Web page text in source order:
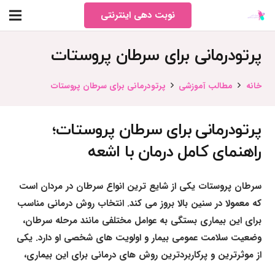
نوبت دهی اینترنتی
پرتودرمانی برای سرطان پروستات
خانه مطالب آموزشی پرتودرمانی برای سرطان پروستات
پرتودرمانی برای سرطان پروستات؛
راهنمای کامل درمان با اشعه
سرطان پروستات یکی از شایع ترین انواع سرطان در مردان است
که معمولا در سنین بالا بروز می کند. انتخاب روش درمانی مناسب
برای این بیماری بستگی به عوامل مختلفی مانند مرحله سرطان،
وضعیت سلامت عمومی بیمار و اولویت های شخصی او دارد. یکی
از موثرترین و پرکاربردترین روش های درمانی برای این بیماری،